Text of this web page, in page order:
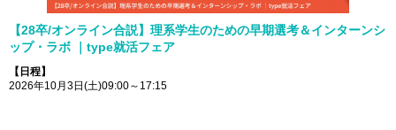
【28卒/オンライン合説】理系学生のための早期選考＆インターンシ
ップ・ラボ ｜type就活フェア
【日程】
2026年10月3日(土)09:00～17:15